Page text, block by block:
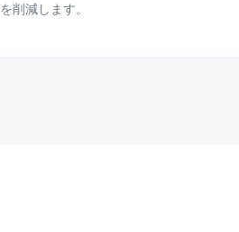
を削減します。